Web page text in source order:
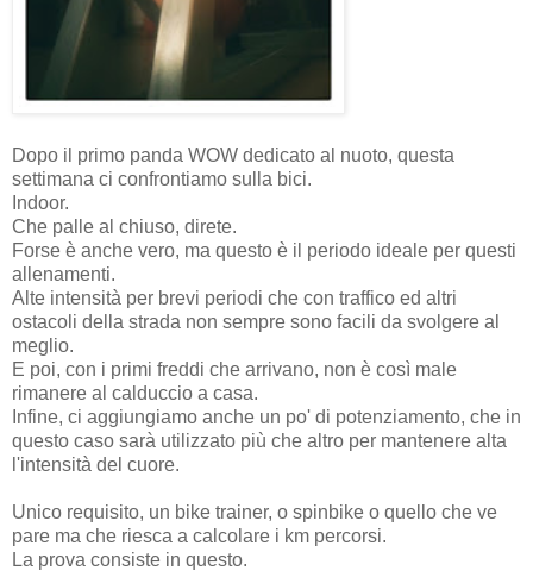
Dopo il primo panda WOW dedicato al nuoto, questa
settimana ci confrontiamo sulla bici.
Indoor.
Che palle al chiuso, direte.
Forse è anche vero, ma questo è il periodo ideale per questi
allenamenti.
Alte intensità per brevi periodi che con traffico ed altri
ostacoli della strada non sempre sono facili da svolgere al
meglio.
E poi, con i primi freddi che arrivano, non è così male
rimanere al calduccio a casa.
Infine, ci aggiungiamo anche un po' di potenziamento, che in
questo caso sarà utilizzato più che altro per mantenere alta
l'intensità del cuore.
Unico requisito, un bike trainer, o spinbike o quello che ve
pare ma che riesca a calcolare i km percorsi.
La prova consiste in questo.